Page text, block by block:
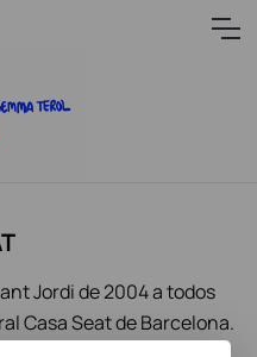
Jordi de 2004 a todos
Casa Seat de Barcelona.